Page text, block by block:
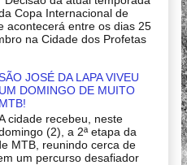
Copa Internacional de
acontecerá entre os dias 25
na Cidade dos Profetas
JOSÉ DA LAPA VIVEU
UM DOMINGO DE MUITO
MTB!
cidade recebeu, neste
(2), a 2ª etapa da
MTB, reunindo cerca de
um percurso desafiador